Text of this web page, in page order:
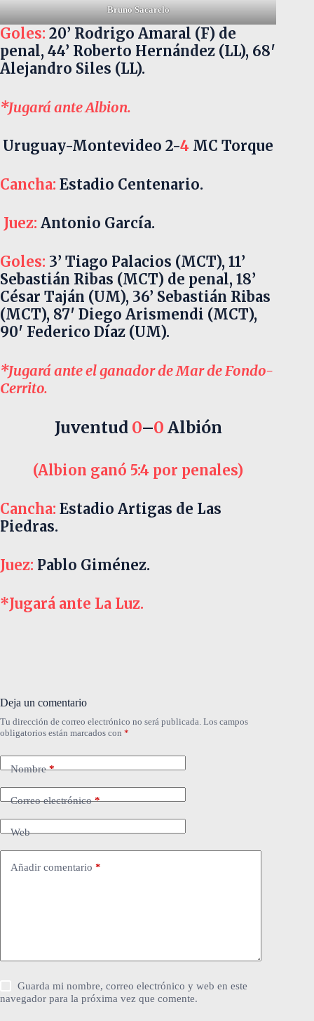
Bruno Sacarelo
Goles: 20’ Rodrigo Amaral (F) de
penal, 44’ Roberto Hernández (LL), 68′
Alejandro Siles (LL).
*Jugará ante Albion.
Uruguay-Montevideo 2-4 MC Torque
Cancha: Estadio Centenario.
Juez: Antonio García.
Goles: 3’ Tiago Palacios (MCT), 11’
Sebastián Ribas (MCT) de penal, 18’
César Taján (UM), 36’ Sebastián Ribas
(MCT), 87′ Diego Arismendi (MCT),
90′ Federico Díaz (UM).
*Jugará ante el ganador de Mar de Fondo-
Cerrito.
Juventud 0–0 Albión
(Albion ganó 5:4 por penales)
Cancha: Estadio Artigas de Las
Piedras.
Juez: Pablo Giménez.
*Jugará ante La Luz.
Deja un comentario
Tu dirección de correo electrónico no será publicada. Los campos
obligatorios están marcados con *
Nombre*
Correo electrónico*
Web
Añadir comentario *
Guarda mi nombre, correo electrónico y web en este
navegador para la próxima vez que comente.